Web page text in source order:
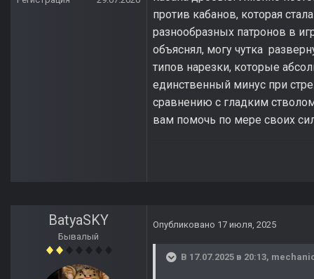
против кабанов, которая
разнообразных патронов в
объяснял, могу чутка
типов нарезки, которые
единственный минус при
сравнению с гладким
вам помочь по мере своих
BatyaSKY
Бывалый
Опубликовано 17 июля, 2025
В 17.07.2025 в 20:13,